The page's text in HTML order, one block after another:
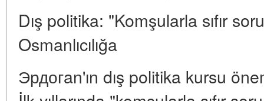
Dış politika: "Komşularla sıfır
Osmanlıcılığa
Эрдогan'ın dış politika kursu